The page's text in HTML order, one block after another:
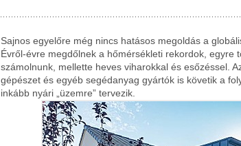
Sajnos egyelőre még nincs hatásos megoldás a
Évről-évre megdőlnek a hőmérsékleti rekordok, egyre
számolnunk, mellette heves viharokkal és esőzéssel.
gépészet és egyéb segédanyag gyártók is követik a
inkább nyári „üzemre” tervezik.